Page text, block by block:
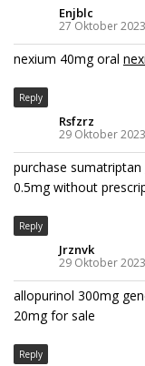
Enjblc
27 Oktober
nexium 40mg oral
Reply
Rsfzrz
29 Oktober
purchase sumatriptan
0.5mg without
Reply
Jrznvk
29 Oktober
allopurinol 300mg
20mg for sale
Reply